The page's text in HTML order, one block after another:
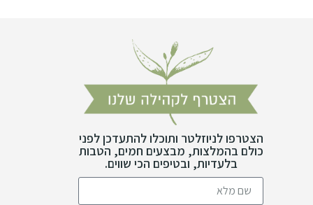
הצטרפו לניוזלטר ותוכלו להתעדכן לפני
כולם בהמלצות, מבצעים חמים, הטבות
בלעדיות, ובטיפים הכי שווים.